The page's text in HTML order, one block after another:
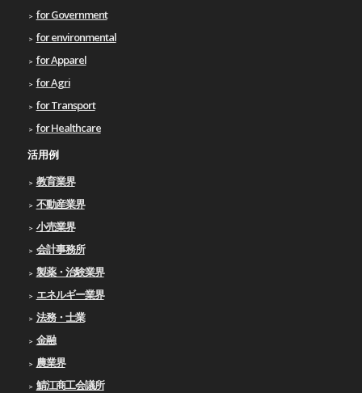
for Government
for environmental
for Apparel
for Agri
for Transport
for Healthcare
活用例
教育業界
不動産業界
小売業界
会計事務所
製薬・治験業界
エネルギー業界
法務・士業
金融
農業界
鯖江商工会議所